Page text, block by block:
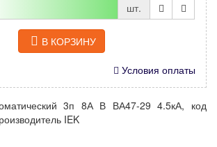
шт.
В КОРЗИНУ
Условия оплаты
3п 8А В ВА47-29 4.5кА, код
IEK